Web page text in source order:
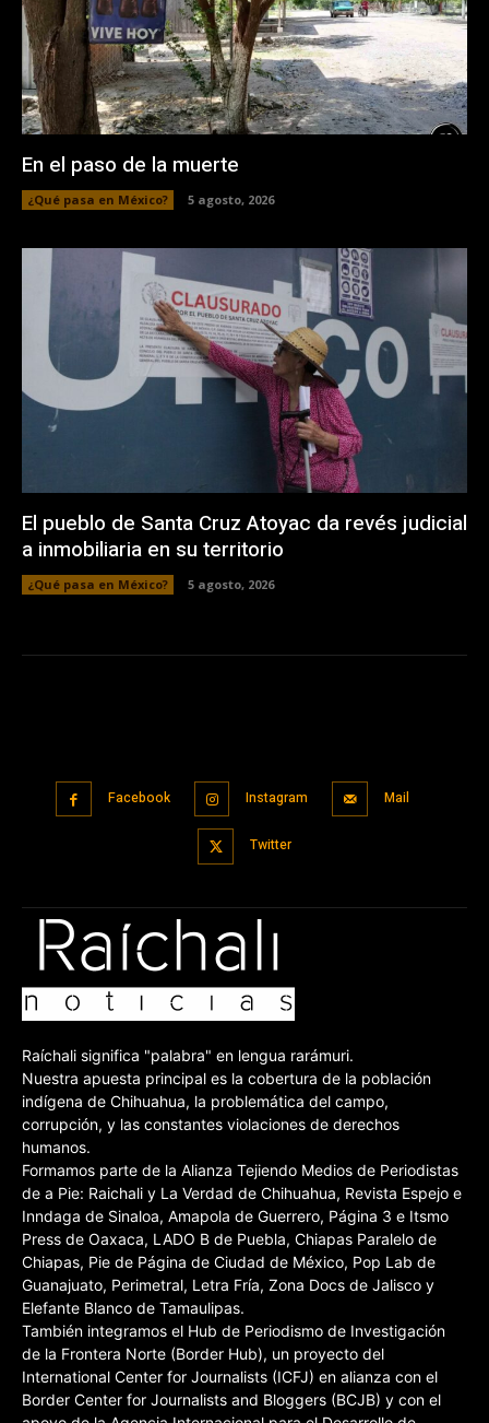
En el paso de la muerte
¿Qué pasa en México? 5 agosto, 2026
El pueblo de Santa Cruz Atoyac da revés judicial
a inmobiliaria en su territorio
¿Qué pasa en México? 5 agosto, 2026
Facebook Instagram Mail
Twitter
Raíchali significa "palabra" en lengua rarámuri.
Nuestra apuesta principal es la cobertura de la población
indígena de Chihuahua, la problemática del campo,
corrupción, y las constantes violaciones de derechos
humanos.
Formamos parte de la Alianza Tejiendo Medios de Periodistas
de a Pie: Raichali y La Verdad de Chihuahua, Revista Espejo e
Inndaga de Sinaloa, Amapola de Guerrero, Página 3 e Itsmo
Press de Oaxaca, LADO B de Puebla, Chiapas Paralelo de
Chiapas, Pie de Página de Ciudad de México, Pop Lab de
Guanajuato, Perimetral, Letra Fría, Zona Docs de Jalisco y
Elefante Blanco de Tamaulipas.
También integramos el Hub de Periodismo de Investigación
de la Frontera Norte (Border Hub), un proyecto del
International Center for Journalists (ICFJ) en alianza con el
Border Center for Journalists and Bloggers (BCJB) y con el